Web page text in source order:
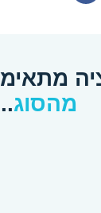
Facebook
מהסוג